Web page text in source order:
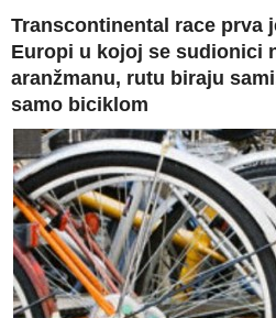
Transcontinental race prva
Europi u kojoj se sudionici
aranžmanu, rutu biraju
samo biciklom